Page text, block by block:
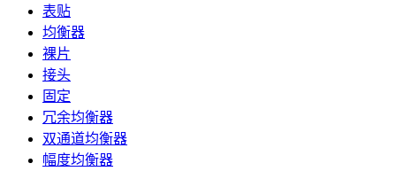
表贴
均衡器
裸片
接头
固定
冗余均衡器
双通道均衡器
幅度均衡器